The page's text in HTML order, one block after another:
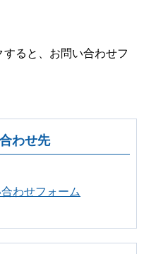
ると、お問い合わせフ
わせ先
わせフォーム